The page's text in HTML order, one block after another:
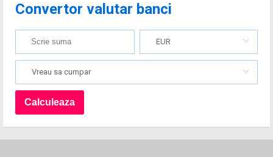
Convertor valutar banci
EUR
Vreau sa cumpar